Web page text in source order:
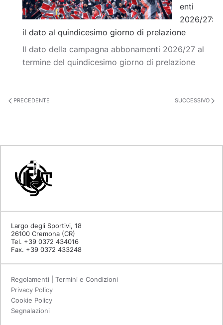
enti
2026/27:
il dato al quindicesimo giorno di prelazione
Il dato della campagna abbonamenti 2026/27 al
termine del quindicesimo giorno di prelazione
PRECEDENTE SUCCESSIVO
Largo degli Sportivi, 18
26100 Cremona (CR)
Tel. +39 0372 434016
Fax. +39 0372 433248
Regolamenti | Termini e Condizioni
Privacy Policy
Cookie Policy
Segnalazioni